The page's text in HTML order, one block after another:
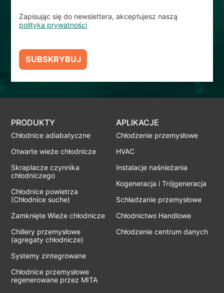
Zapisując się do newslettera, akceptujesz naszą
polityka prywatności
SUBSKRYBUJ
PRODUKTY
Chłodnice adiabatyczne
Otwarte wieże chłodnicze
Skraplacze czynnika
chłodniczego
Chłodnice powietrza
(Chłodnice suche)
Zamknięte Wieże chłodnicze
Chillery przemysłowe
(agregaty chłodnicze)
Systemy zintegrowane
Chłodnice przemysłowe
regenerowane przez MITA
APLIKACJE
Chłodzenie przemysłowe
HVAC
Instalacje naśnieżania
Kogeneracja i Trójgeneracja
Schładzanie przemysłowe
Chłodnictwo Handlowe
Chłodzenie centrum danych